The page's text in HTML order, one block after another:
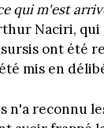
qui m'est
Naciri,
sursis ont été
mis en
n'a reconnu